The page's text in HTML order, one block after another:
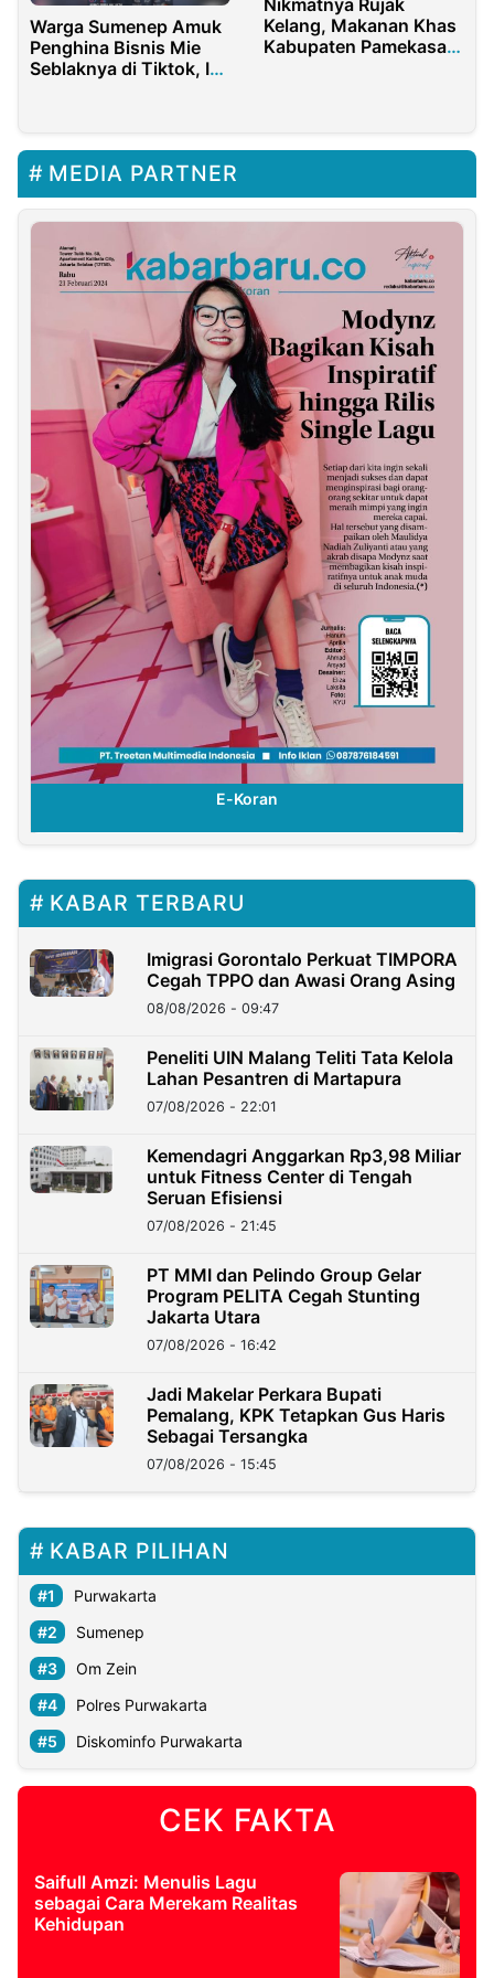
Warga Sumenep Amuk
Penghina Bisnis Mie
Seblaknya di Tiktok, Ini
Nikmatnya Rujak
Kelang, Makanan Khas
Kabupaten Pamekasan
MEDIA PARTNER
E-Koran
KABAR TERBARU
Imigrasi Gorontalo Perkuat TIMPORA
Cegah TPPO dan Awasi Orang Asing
08/08/2026 - 09:47
Peneliti UIN Malang Teliti Tata Kelola
Lahan Pesantren di Martapura
07/08/2026 - 22:01
Kemendagri Anggarkan Rp3,98 Miliar
untuk Fitness Center di Tengah
Seruan Efisiensi
07/08/2026 - 21:45
PT MMI dan Pelindo Group Gelar
Program PELITA Cegah Stunting
Jakarta Utara
07/08/2026 - 16:42
Jadi Makelar Perkara Bupati
Pemalang, KPK Tetapkan Gus Haris
Sebagai Tersangka
07/08/2026 - 15:45
KABAR PILIHAN
Purwakarta
Sumenep
Om Zein
Polres Purwakarta
Diskominfo Purwakarta
CEK FAKTA
Saifull Amzi: Menulis Lagu
sebagai Cara Merekam Realitas
Kehidupan